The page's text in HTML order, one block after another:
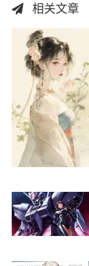
相关文章